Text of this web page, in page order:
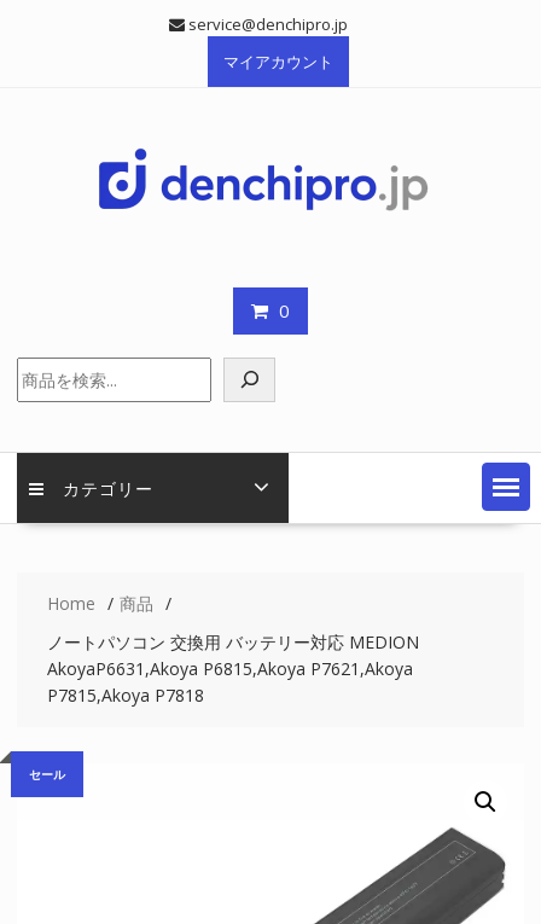
service@denchipro.jp
マイアカウント
0
索
カテゴリー
Home
商品
ノートパソコン 交換用 バッテリー対応 MEDION
AkoyaP6631,Akoya P6815,Akoya P7621,Akoya
P7815,Akoya P7818
セール